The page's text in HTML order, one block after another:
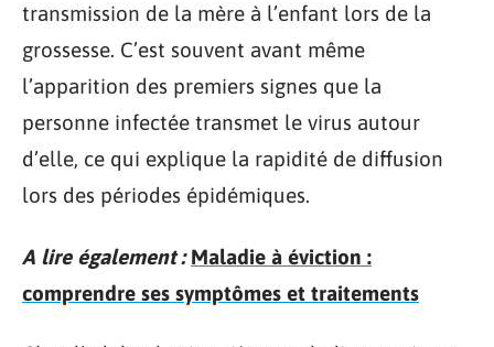
transmission de la mère à l’enfant lors de la
grossesse. C’est souvent avant même
l’apparition des premiers signes que la
personne infectée transmet le virus autour
d’elle, ce qui explique la rapidité de diffusion
lors des périodes épidémiques.
A lire également : Maladie à éviction :
comprendre ses symptômes et traitements